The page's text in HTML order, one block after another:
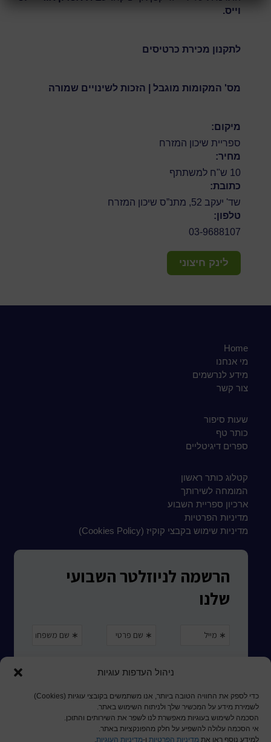
ניהול העדפות עוגיות
כדי לספק את החוויה הטובה ביותר, אנו משתמשים בקובצי עוגיות (Cookies)
לשמירת מידע על המכשיר שלך ולניתוח השימוש באתר.
הסכמה לשימוש בעוגיות מאפשרת לנו לשפר את השירותים והתוכן.
אי הסכמה עלולה להשפיע על חלק מהפונקציות באתר.
למידע נוסף ראו את מדיניות הפרטיות ו-מדיניות העוגיות.
וייס.
לתקנון מכירת כרטיסים
מס' המקומות מוגבל | הזכות לשינויים שמורה
מיקום:
ספריית שיכון המזרח
מחיר:
10 ש"ח למשתתף
כתובת:
שד' יעקב 52, מתנ”ס שיכון המזרח
טלפון:
03-9688107
לינק חיצוני
Home
מי אנחנו
מידע לנרשמים
צור קשר
שעות סיפור
כותר טף
ספרים דיגיטליים
קטלוג כותר ראשון
המומחה לשירותך
ארכיון ספריית השבוע
מדיניות הפרטיות
מדיניות שימוש בקבצי קוקיז (Cookies Policy)